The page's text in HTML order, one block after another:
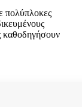
πολύπλοκες
καθοδηγήσουν